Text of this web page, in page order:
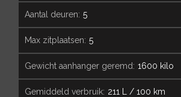
aantal deuren: 5
max zitplaatsen: 5
gewicht aanhanger geremd: 1600 kilo
gemiddeld verbruik: 211 L / 100 km